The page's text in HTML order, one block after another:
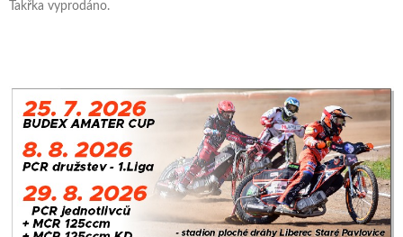
Takřka vyprodáno.